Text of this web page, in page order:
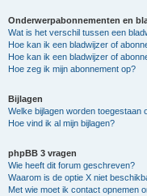
Onderwerpabonnementen en
Wat is het verschil tussen een
Hoe kan ik een bladwijzer of
Hoe kan ik een bladwijzer of
Hoe zeg ik mijn abonnement op?
Bijlagen
Welke bijlagen worden toegestaan
Hoe vind ik al mijn bijlagen?
phpBB 3 vragen
Wie heeft dit forum geschreven?
Waarom is de optie X niet
Met wie moet ik contact opnemen